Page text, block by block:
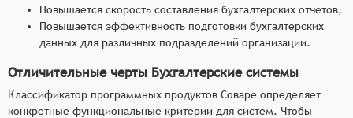
Повышается скорость составления бухгалтерских отчётов,
Повышается эффективность подготовки бухгалтерских
данных для различных подразделений организации.
Отличительные черты Бухгалтерские системы
Классификатор программных продуктов Соваре определяет
конкретные функциональные критерии для систем. Чтобы